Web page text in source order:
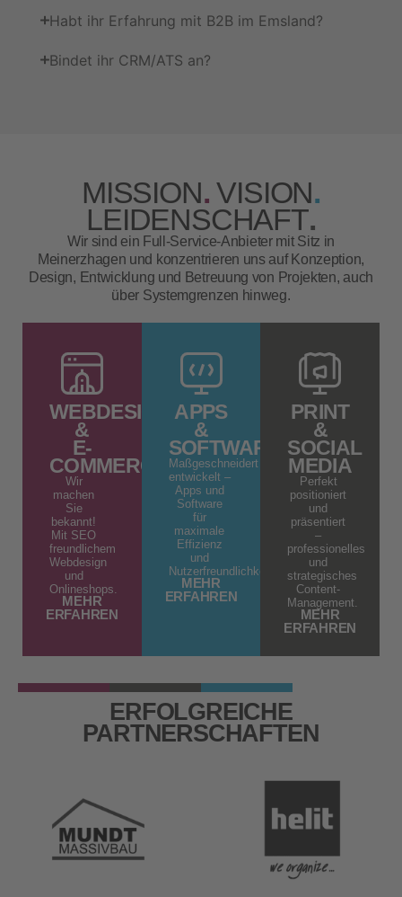
Habt ihr Erfahrung mit B2B im Emsland?
Bindet ihr CRM/ATS an?
MISSION. VISION.
LEIDENSCHAFT.
Wir sind ein Full-Service-Anbieter mit Sitz in
Meinerzhagen und konzentrieren uns auf Konzeption,
Design, Entwicklung und Betreuung von Projekten, auch
über Systemgrenzen hinweg.
WEBDESIGN
&
E-
COMMERCE
Wir
machen
Sie
bekannt!
Mit SEO
freundlichem
Webdesign
und
Onlineshops.
MEHR
ERFAHREN
APPS
&
SOFTWARE
Maßgeschneidert
entwickelt –
Apps und
Software
für
maximale
Effizienz
und
Nutzerfreundlichkeit.
MEHR
ERFAHREN
PRINT
&
SOCIAL
MEDIA
Perfekt
positioniert
und
präsentiert
–
professionelles
und
strategisches
Content-
Management.
MEHR
ERFAHREN
ERFOLGREICHE
PARTNERSCHAFTEN